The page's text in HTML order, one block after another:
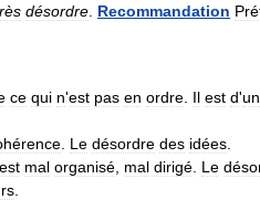
désordre Recommandation
ce qui n'est pas en ordre Il est d'un
Le désordre des idées
est mal organisé mal dirigé Le